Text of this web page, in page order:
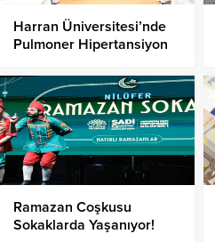
Harran Üniversitesi’nde
Pulmoner Hipertansiyon
Ramazan Coşkusu
Sokaklarda Yaşanıyor!